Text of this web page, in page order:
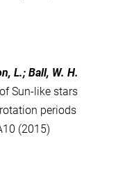
L.; Ball, W. H.
Sun-like stars
periods
(2015)